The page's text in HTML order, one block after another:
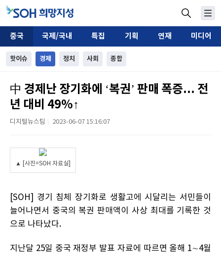
중국 국제/국내 특집 기획 연재 미디어
핫이슈 경제 정치 사회 종합
中 경제난 장기화에 ‘복권’ 판매 폭증... 전
년 대비 49%↑
디지털뉴스팀 2023-06-07 15:16:07
▲ [사진=SOH 자료실]
[SOH] 경기 침체 장기화로 생활고에 시달리는 서민들이
늘어나면서 중국의 복권 판매액이 사상 최대를 기록한 것
으로 나타났다.
지난달 25일 중국 재정부 발표 자료에 따르면 올해 1∼4월